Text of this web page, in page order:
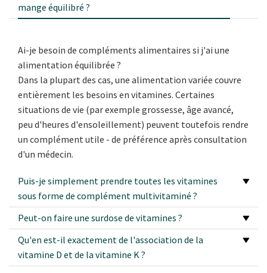
mange équilibré ?
Ai-je besoin de compléments alimentaires si j'ai une
alimentation équilibrée ?
Dans la plupart des cas, une alimentation variée couvre
entièrement les besoins en vitamines. Certaines
situations de vie (par exemple grossesse, âge avancé,
peu d'heures d'ensoleillement) peuvent toutefois rendre
un complément utile - de préférence après consultation
d'un médecin.
Puis-je simplement prendre toutes les vitamines
sous forme de complément multivitaminé ?
Peut-on faire une surdose de vitamines ?
Qu'en est-il exactement de l'association de la
vitamine D et de la vitamine K ?